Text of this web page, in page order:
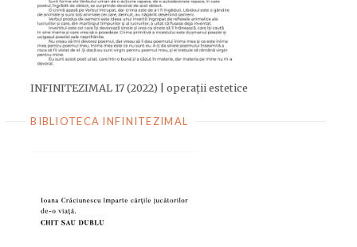
INFINITEZIMAL 17 (2022) | operații estetice
BIBLIOTECA INFINITEZIMAL